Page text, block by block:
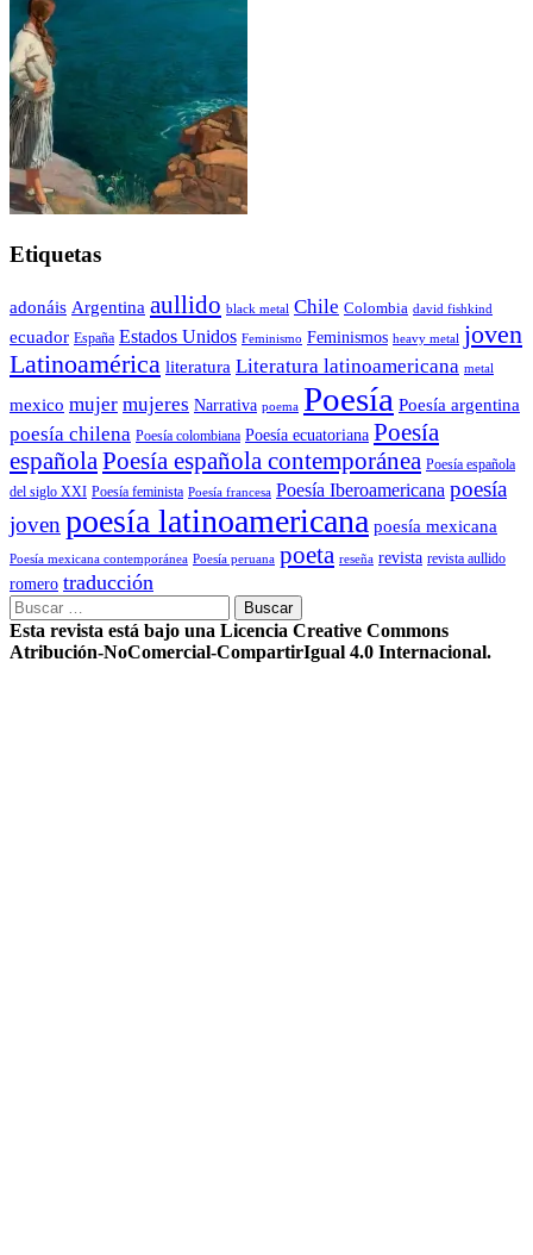
Etiquetas
adonáis Argentina aullido black metal Chile Colombia david fishkind
ecuador España Estados Unidos Feminismo Feminismos heavy metal joven
Latinoamérica literatura Literatura latinoamericana metal
mexico mujer mujeres Narrativa poema Poesía Poesía argentina
poesía chilena Poesía colombiana Poesía ecuatoriana Poesía
española Poesía española contemporánea Poesía española
del siglo XXI Poesía feminista Poesía francesa Poesía Iberoamericana poesía
joven poesía latinoamericana poesía mexicana
Poesía mexicana contemporánea Poesía peruana poeta reseña revista revista aullido
romero traducción
Buscar:
Esta revista está bajo una Licencia Creative Commons
Atribución-NoComercial-CompartirIgual 4.0 Internacional.